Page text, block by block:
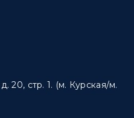
20, стр. 1. (м. Курская/м.